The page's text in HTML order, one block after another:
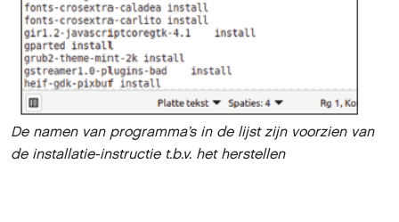
De namen van programma’s in de lijst zijn voorzien van
de installatie-instructie t.b.v. het herstellen